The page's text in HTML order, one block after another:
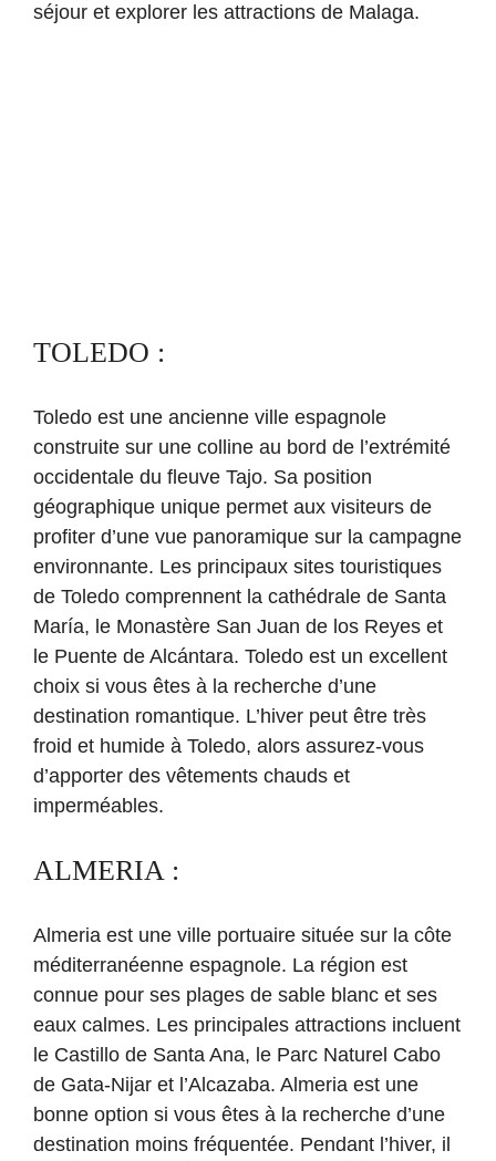
séjour et explorer les attractions de Malaga.
TOLEDO :
Toledo est une ancienne ville espagnole
construite sur une colline au bord de l’extrémité
occidentale du fleuve Tajo. Sa position
géographique unique permet aux visiteurs de
profiter d’une vue panoramique sur la campagne
environnante. Les principaux sites touristiques
de Toledo comprennent la cathédrale de Santa
María, le Monastère San Juan de los Reyes et
le Puente de Alcántara. Toledo est un excellent
choix si vous êtes à la recherche d’une
destination romantique. L’hiver peut être très
froid et humide à Toledo, alors assurez-vous
d’apporter des vêtements chauds et
imperméables.
ALMERIA :
Almeria est une ville portuaire située sur la côte
méditerranéenne espagnole. La région est
connue pour ses plages de sable blanc et ses
eaux calmes. Les principales attractions incluent
le Castillo de Santa Ana, le Parc Naturel Cabo
de Gata-Nijar et l’Alcazaba. Almeria est une
bonne option si vous êtes à la recherche d’une
destination moins fréquentée. Pendant l’hiver, il